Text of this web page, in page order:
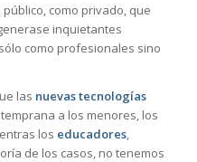
como privado, que
inquietantes
como profesionales sino
las nuevas tecnologías
a los menores, los
los educadores,
de los casos, no tenemos